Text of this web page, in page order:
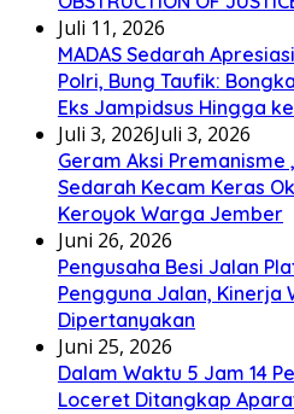
Juli 11, 2026
MADAS Sedarah
Polri, Bung Taufik:
Eks Jampidsus Hingga
Juli 3, 2026Juli 3, 2026
Geram Aksi Premanisme
Sedarah Kecam Keras
Keroyok Warga Jember
Juni 26, 2026
Pengusaha Besi Jalan
Pengguna Jalan, Kinerja
Dipertanyakan
Juni 25, 2026
Dalam Waktu 5 Jam 14
Loceret Ditangkap